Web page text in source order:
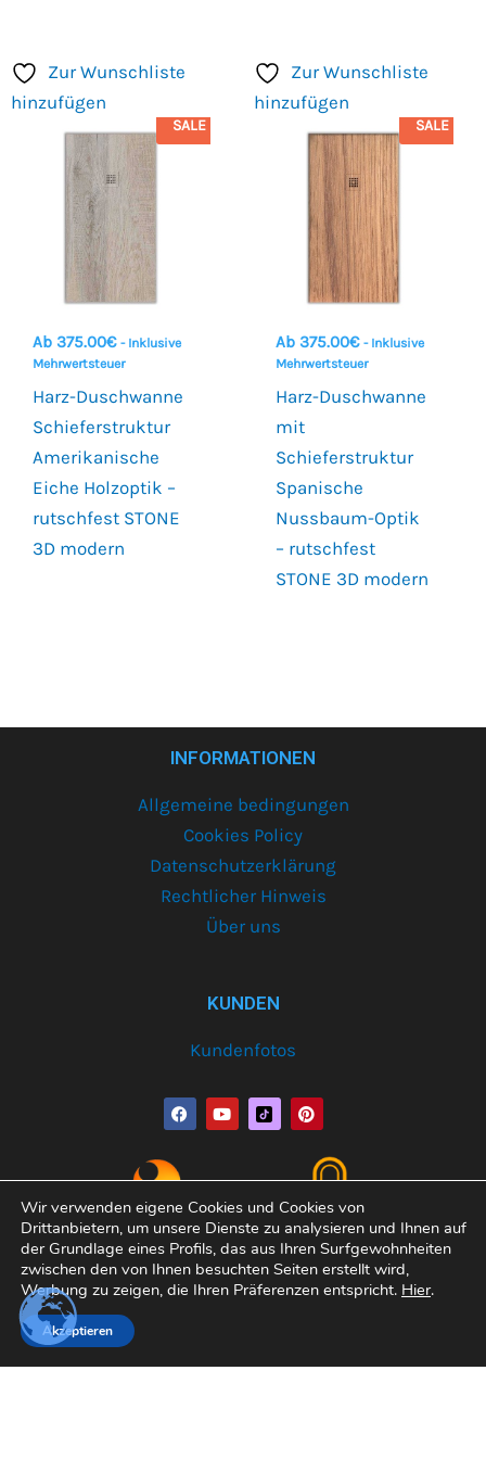
Zur Wunschliste
hinzufügen
SALE
Ab 375.00€ - Inklusive
Mehrwertsteuer
Harz-Duschwanne
Schieferstruktur
Amerikanische
Eiche Holzoptik –
rutschfest STONE
3D modern
Zur Wunschliste
hinzufügen
SALE
Ab 375.00€ - Inklusive
Mehrwertsteuer
Harz-Duschwanne
mit
Schieferstruktur
Spanische
Nussbaum-Optik
– rutschfest
STONE 3D modern
INFORMATIONEN
Allgemeine bedingungen
Cookies Policy
Datenschutzerklärung
Rechtlicher Hinweis
Über uns
KUNDEN
Kundenfotos
F
a
c
b
o
o
k
Y
o
u
b
e
P
i
n
e
r
e
s
t
Copyright© 2026 Varobath | Erledigt von:
Wir verwenden eigene Cookies und Cookies von
Drittanbietern, um unsere Dienste zu analysieren und Ihnen auf
der Grundlage eines Profils, das aus Ihren Surfgewohnheiten
zwischen den von Ihnen besuchten Seiten erstellt wird,
Werbung zu zeigen, die Ihren Präferenzen entspricht. Hier.
Akzeptieren